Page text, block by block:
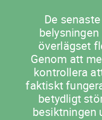
De
överlägset
Genom att
kontrollera
faktiskt
betydligt
besiktningen